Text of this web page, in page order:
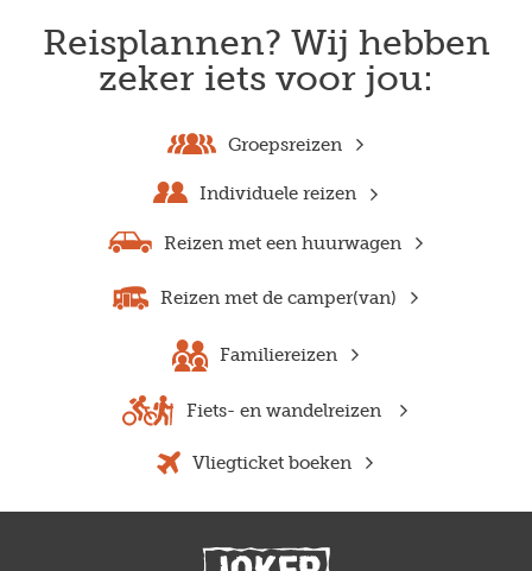
Reisplannen? Wij hebben
zeker iets voor jou:
Groepsreizen
Individuele reizen
Reizen met een huurwagen
Reizen met de camper(van)
Familiereizen
Fiets- en wandelreizen
Vliegticket boeken